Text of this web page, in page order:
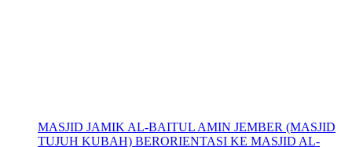
MASJID JAMIK AL-BAITUL AMIN JEMBER (MASJID
TUJUH KUBAH) BERORIENTASI KE MASJID AL-